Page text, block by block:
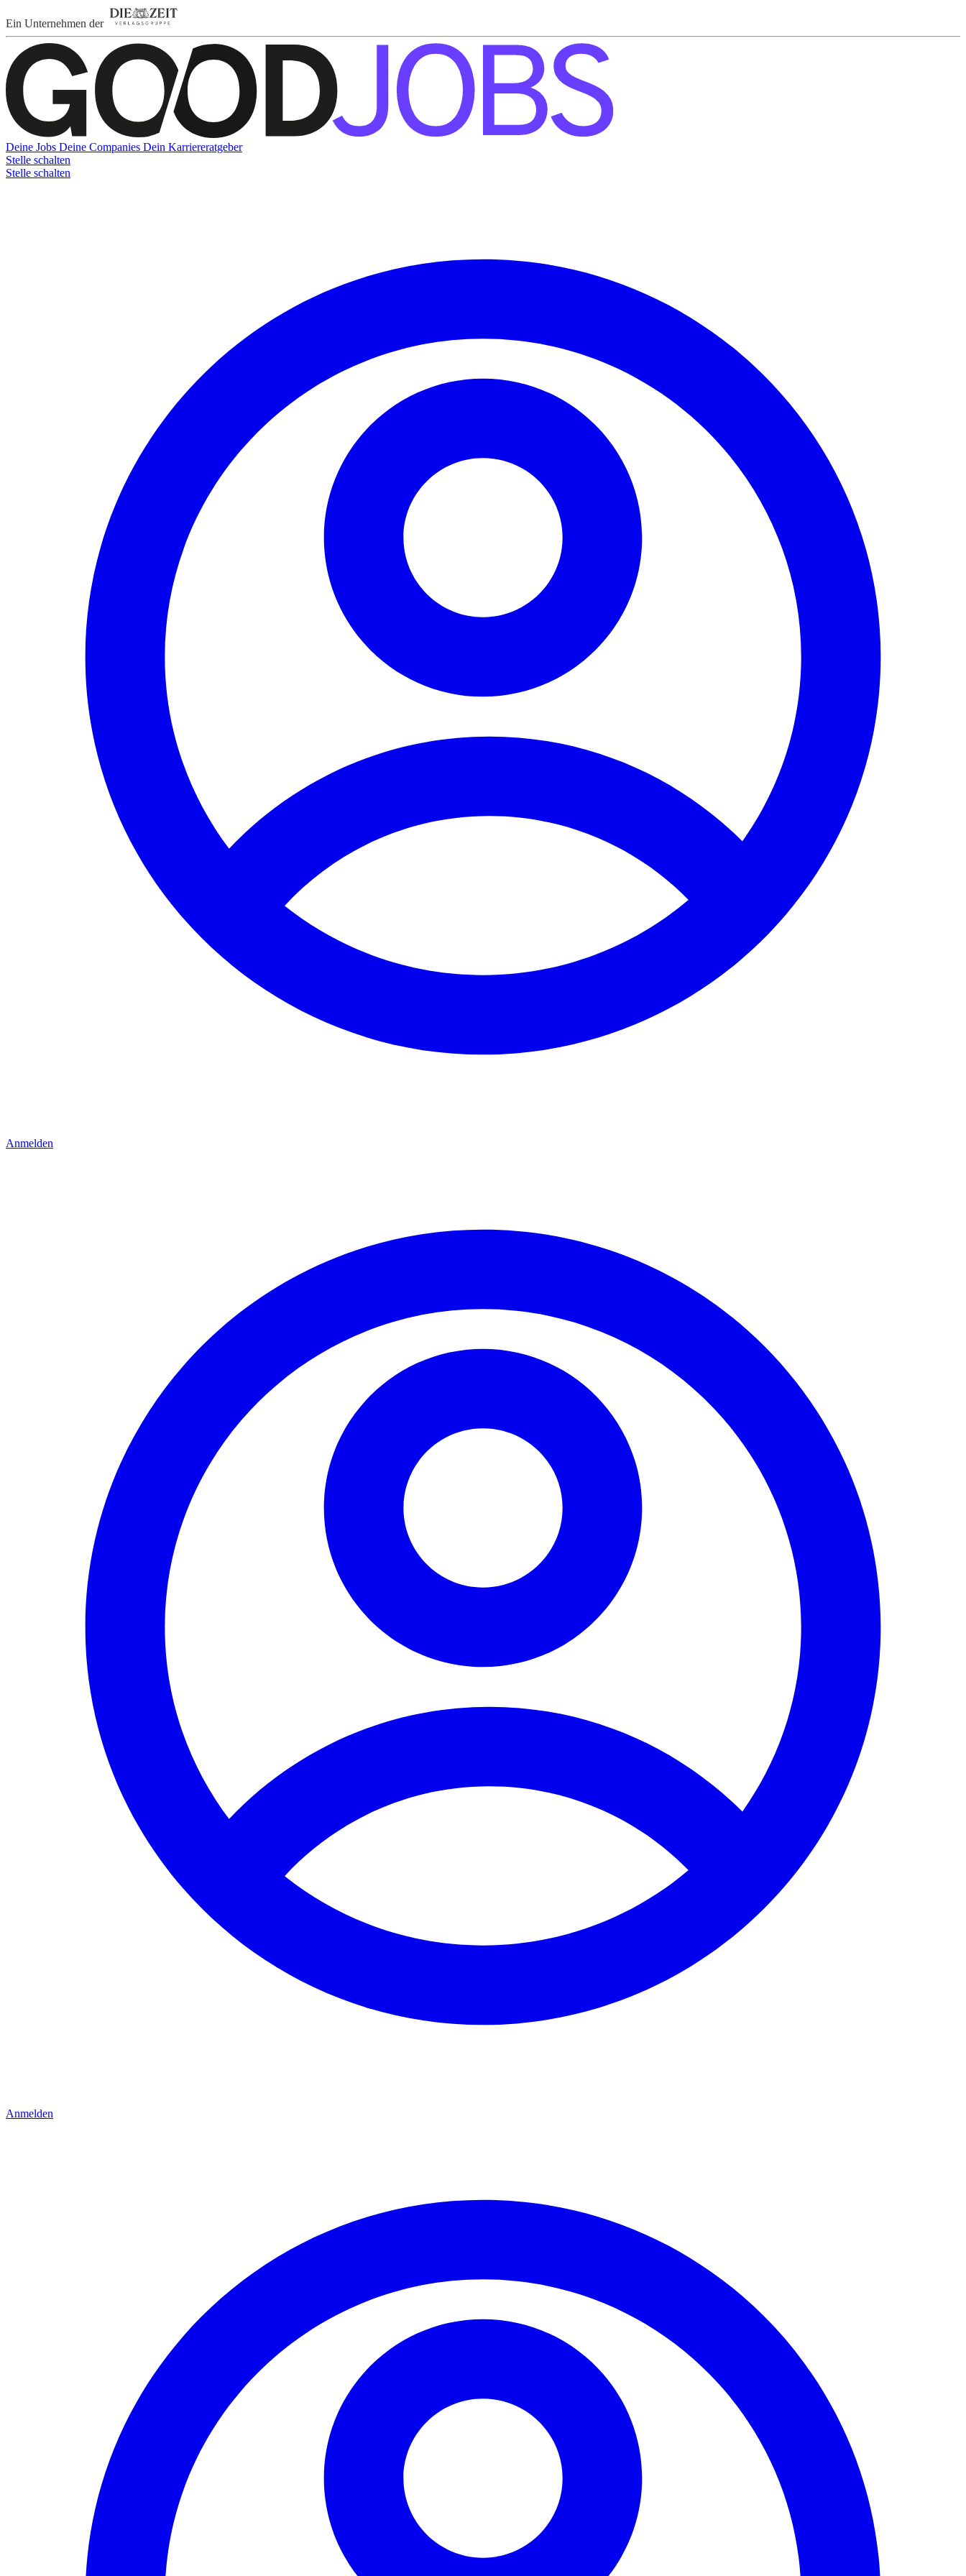
Ein Unternehmen der
Deine Jobs Deine Companies Dein Karriereratgeber
Stelle schalten
Stelle schalten
Anmelden
Anmelden